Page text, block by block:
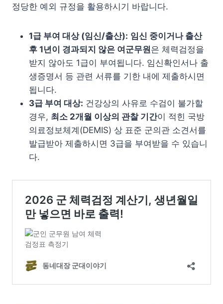
정당한 예외 규정을 활용하시기 바랍니다.
1급 부여 대상 (임신/출산): 임신 중이거나 출산
후 1년이 경과되지 않은 여군무원은 체력검정을
받지 않아도 1급이 부여됩니다. 임신확인서나 출
생증명서 등 관련 서류를 기한 내에 제출하시면
됩니다.
3급 부여 대상: 건강상의 사유로 수검이 불가할
경우, 최소 2개월 이상의 관찰 기간이 적힌 국방
의료정보체계(DEMIS) 상 표준 군의관 소견서를
발급받아 제출하시면 3급을 부여받을 수 있습니
다.